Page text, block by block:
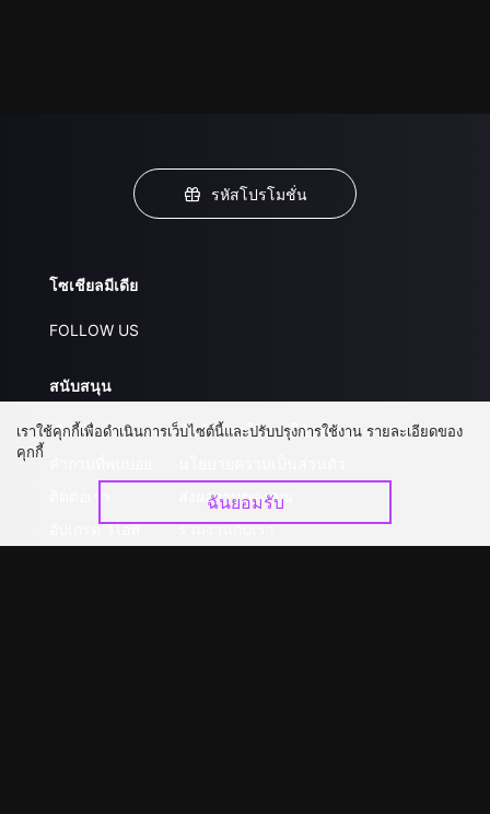
รหัสโปรโมชั่น
โซเชียลมีเดีย
FOLLOW US
สนับสนุน
เกี่ยวกับเรา
อัปเกรด วีไอพี
ข้อกำหนดในการให้บริการ
ส่งผลงานของคุณ
ร่วมงานกับเรา
เราใช้คุกกี้เพื่อดำเนินการเว็บไซต์นี้และปรับปรุงการใช้งาน รายละเอียดของ
คุกกี้
ฉันยอมรับ